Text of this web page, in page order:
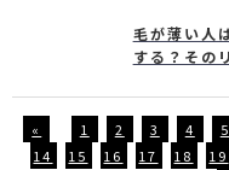
毛が薄い人
する？その
« 1 2 3 4 5
14
15 16 17 18 19